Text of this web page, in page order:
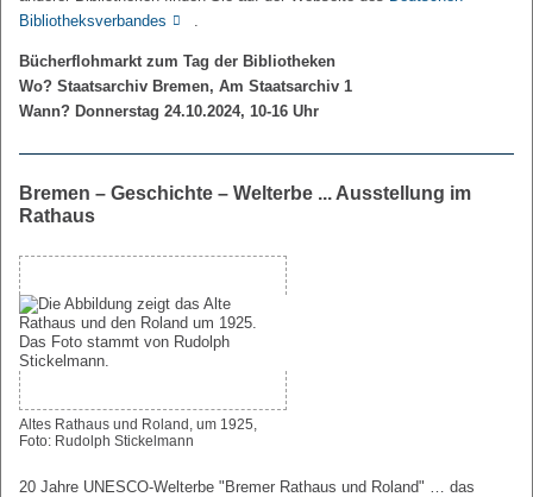
Bibliotheksverbandes
.
Bücherflohmarkt zum Tag der Bibliotheken
Wo? Staatsarchiv Bremen, Am Staatsarchiv 1
Wann? Donnerstag 24.10.2024, 10-16 Uhr
Bremen – Geschichte – Welterbe ... Ausstellung im
Rathaus
Altes Rathaus und Roland, um 1925,
Foto: Rudolph Stickelmann
20 Jahre UNESCO-Welterbe "Bremer Rathaus und Roland" … das